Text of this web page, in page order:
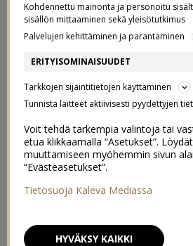
NO JOS
Kaupallinen yhteistyöViaplay &
Sisältää sarja -ja leffasuosituksia
arvonnan!
Kohdennettu mainonta ja personoitu
sisällön mittaaminen sekä yleisötutkimus
Palvelujen kehittäminen ja parantaminen
ERITYISOMINAISUUDET
Tarkkojen sijaintitietojen käyttäminen
Tunnista laitteet aktiivisesti pyydettyjen
Voit tehdä tarkempia valintoja tai
etua klikkaamalla “Asetukset”.
muuttamiseen myöhemmin sivun
“Evästeasetukset”.
Tietosuoja Kaleva Mediassa
HYVÄKSY KAIKKI